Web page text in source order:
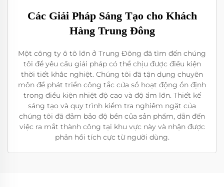
Các Giải Pháp Sáng Tạo cho Khách
Hàng Trung Đông
Một công ty ô tô lớn ở Trung Đông đã tìm đến chúng
tôi để yêu cầu giải pháp có thể chịu được điều kiện
thời tiết khắc nghiệt. Chúng tôi đã tận dụng chuyên
môn để phát triển công tắc cửa sổ hoạt động ổn định
trong điều kiện nhiệt độ cao và độ ẩm lớn. Thiết kế
sáng tạo và quy trình kiểm tra nghiêm ngặt của
chúng tôi đã đảm bảo độ bền của sản phẩm, dẫn đến
việc ra mắt thành công tại khu vực này và nhận được
phản hồi tích cực từ người dùng.